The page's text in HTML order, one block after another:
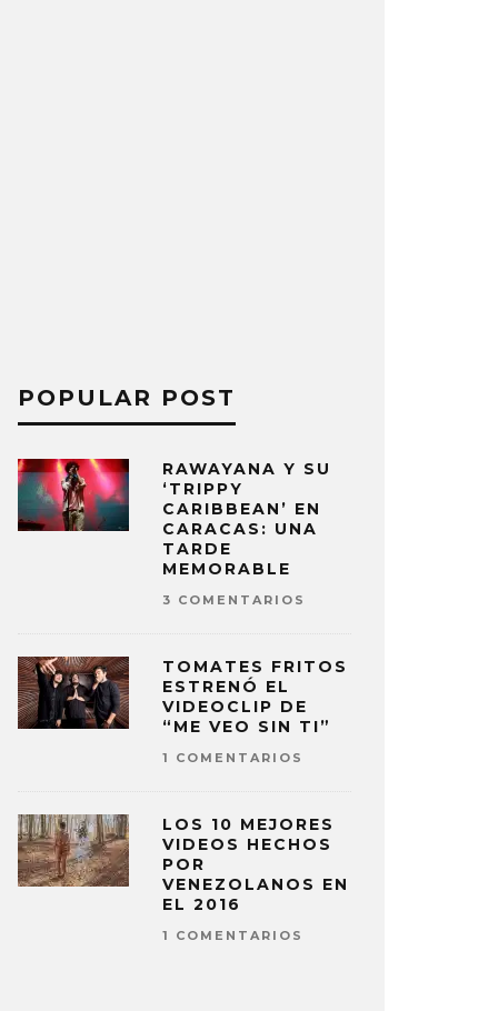
POPULAR POST
RAWAYANA Y SU
‘TRIPPY
CARIBBEAN’ EN
CARACAS: UNA
TARDE
MEMORABLE
3 COMENTARIOS
TOMATES FRITOS
ESTRENÓ EL
VIDEOCLIP DE
“ME VEO SIN TI”
1 COMENTARIOS
LOS 10 MEJORES
VIDEOS HECHOS
POR
VENEZOLANOS EN
EL 2016
1 COMENTARIOS